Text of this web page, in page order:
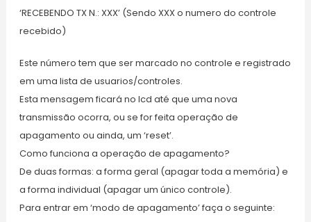
‘RECEBENDO TX N.: XXX’ (Sendo XXX o numero do controle
recebido)
Este número tem que ser marcado no controle e registrado
em uma lista de usuarios/controles.
Esta mensagem ficará no lcd até que uma nova
transmissão ocorra, ou se for feita operação de
apagamento ou ainda, um ‘reset’.
Como funciona a operação de apagamento?
De duas formas: a forma geral (apagar toda a memória) e
a forma individual (apagar um único controle).
Para entrar em ‘modo de apagamento’ faça o seguinte: